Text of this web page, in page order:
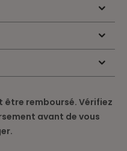
être remboursé. Vérifiez
avant de vous